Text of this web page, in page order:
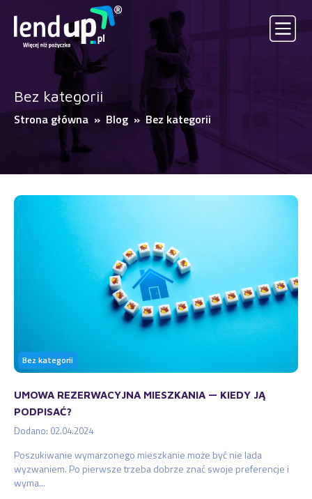
Bez kategorii
Strona główna » Blog » Bez kategorii
Bez kategorii
UMOWA REZERWACYJNA MIESZKANIA — KIEDY JĄ
PODPISAĆ?
Dodano: 02.04.2024
Poszukiwanie wymarzonego mieszkanie może być nie lada
wyzwaniem. Po pierwsze trzeba dobrze znać swoje preferencje i
wyma...